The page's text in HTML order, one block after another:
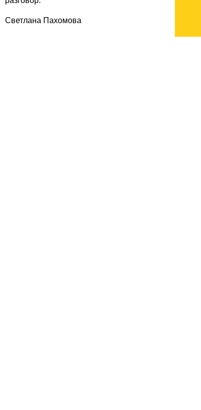
Светлана Пахомова